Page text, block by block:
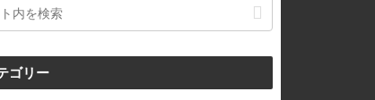
ゴリー